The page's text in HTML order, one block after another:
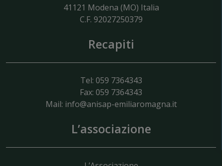
41121 Modena (MO) Italia
C.F. 92027250379
Recapiti
Tel: 059 7364343
Fax: 059 7364343
Mail: info@anisap-emiliaromagna.it
L’associazione